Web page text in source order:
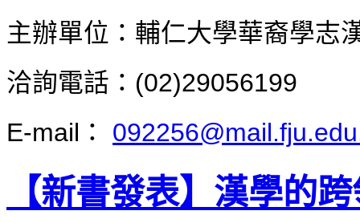
主辦單位：輔仁大學華裔學志
洽詢電話：(02)29056199
E-mail：
【新書發表】漢學的